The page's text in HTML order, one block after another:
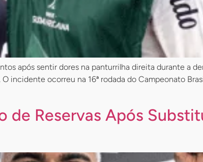
após sentir dores na panturrilha direita durante a
incidente ocorreu na 16ª rodada do Campeonato
de Reservas Após